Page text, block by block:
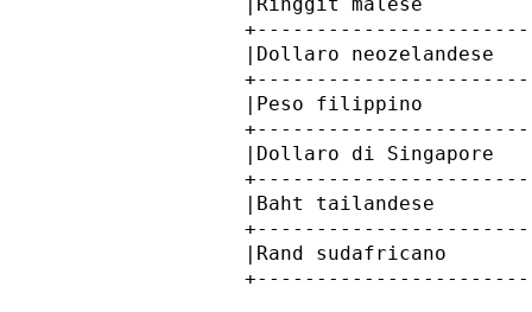
|Ringgit malese
|Dollaro neozelandese
|Peso filippino
|Dollaro di Singapore
|Baht tailandese
|Rand sudafricano